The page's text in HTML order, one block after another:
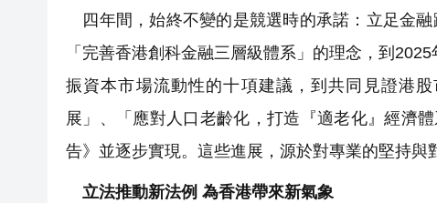
四年間，始終不變的是競選時的承諾：立足金
「完善香港創科金融三層級體系」的理念，到
振資本市場流動性的十項建議，到共同見證港
展」、「應對人口老齡化，打造『適老化』經濟
告》並逐步實現。這些進展，源於對專業的堅持與
立法推動新法例 為香港帶來新氣象